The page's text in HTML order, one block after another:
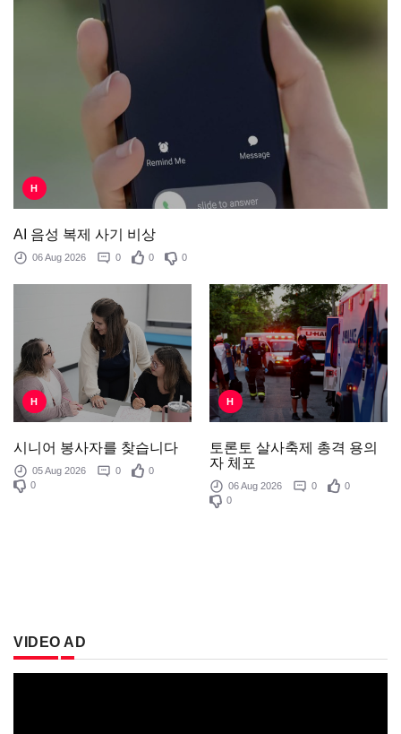
H
AI 음성 복제 사기 비상
06 Aug 2026 0 0 0
H
시니어 봉사자를 찾습니다
05 Aug 2026 0
0
0
H
토론토 살사축제 총격 용의
자 체포
06 Aug 2026 0
0
0
VIDEO AD